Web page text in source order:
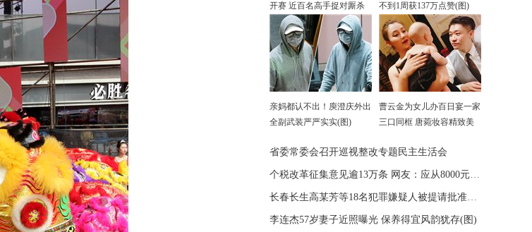
开赛 近百名高手捉对厮杀
不到1周获137万点赞(图)
亲妈都认不出！庾澄庆外出
全副武装严严实实(图)
曹云金为女儿办百日宴一家
三口同框 唐菀妆容精致美
省委常委会召开巡视整改专题民主生活会
个税改革征集意见逾13万条 网友：应从8000元起征
长春长生高某芳等18名犯罪嫌疑人被提请批准逮捕
李连杰57岁妻子近照曝光 保养得宜风韵犹存(图)